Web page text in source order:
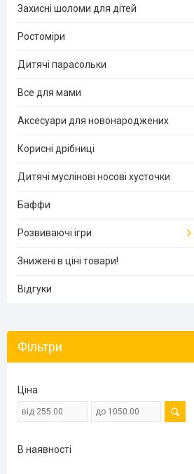
Захисні шоломи для дітей
Ростоміри
Дитячі парасольки
Все для мами
Аксесуари для новонароджених
Корисні дрібниці
Дитячі муслінові носові хусточки
Баффи
Розвиваючі ігри
Знижені в ціні товари!
Відгуки
Фільтри
Ціна
В наявності